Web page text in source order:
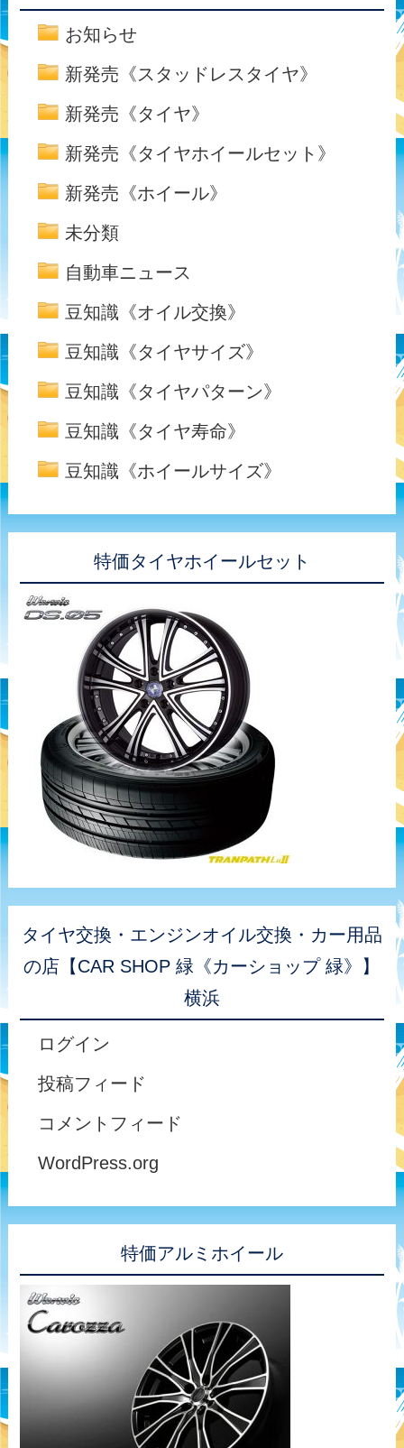
お知らせ
新発売《スタッドレスタイヤ》
新発売《タイヤ》
新発売《タイヤホイールセット》
新発売《ホイール》
未分類
自動車ニュース
豆知識《オイル交換》
豆知識《タイヤサイズ》
豆知識《タイヤパターン》
豆知識《タイヤ寿命》
豆知識《ホイールサイズ》
特価タイヤホイールセット
タイヤ交換・エンジンオイル交換・カー用品
の店【CAR SHOP 緑《カーショップ 緑》】
横浜
ログイン
投稿フィード
コメントフィード
WordPress.org
特価アルミホイール